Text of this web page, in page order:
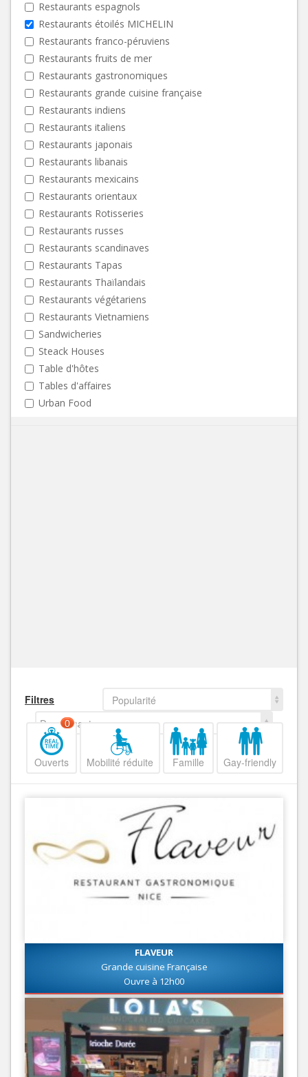
Restaurants espagnols
Restaurants étoilés MICHELIN
Restaurants franco-péruviens
Restaurants fruits de mer
Restaurants gastronomiques
Restaurants grande cuisine française
Restaurants indiens
Restaurants italiens
Restaurants japonais
Restaurants libanais
Restaurants mexicains
Restaurants orientaux
Restaurants Rotisseries
Restaurants russes
Restaurants scandinaves
Restaurants Tapas
Restaurants Thaïlandais
Restaurants végétariens
Restaurants Vietnamiens
Sandwicheries
Steack Houses
Table d'hôtes
Tables d'affaires
Urban Food
Filtres
Popularité
Decroissant
Ouverts
0
Mobilité réduite Famille Gay-friendly
FLAVEUR
Grande cuisine Française
Ouvre à 12h00